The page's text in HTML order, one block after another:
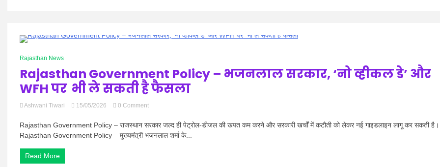
वजह?
सवारी
गाड़ी
की
भिड़ंत
Rajasthan News
Rajasthan Government Policy – भजनलाल सरकार, ‘नो व्हीकल डे’ और
WFH पर भी ले सकती है फैसला
Ashwani Tiwari 15/05/2026 0 Commenton
Government
Rajasthan Government Policy – राजस्थान सरकार जल्द ही पेट्रोल-डीजल की खपत कम करने और सरकारी खर्चों में कटौती को लेकर नई गाइडलाइन लागू कर सकती है।
Rajasthan Government Policy – मुख्यमंत्री भजनलाल शर्मा के...
Read More